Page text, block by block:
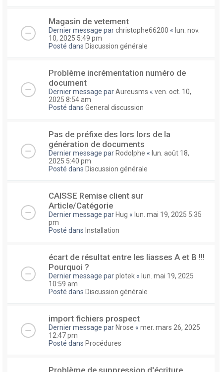
Magasin de vetement
Dernier message parchristophe66200 « lun. nov.
10, 2025 5:49 pm
Posté dans Discussion générale
Problème incrémentation numéro de
document
Dernier message parAureusms « ven. oct. 10,
2025 8:54 am
Posté dans General discussion
Pas de préfixe des lors lors de la
génération de documents
Dernier message par Rodolphe « lun. août 18,
2025 5:40 pm
Posté dans Discussion générale
CAISSE Remise client sur
Article/Catégorie
Dernier message par Hug « lun. mai 19, 2025 5:35
pm
Posté dans Installation
écart de résultat entre les liasses A et B !!!
Pourquoi ?
Dernier message parplotek « lun. mai 19, 2025
10:59 am
Posté dans Discussion générale
import fichiers prospect
Dernier message par Nrose « mer. mars 26, 2025
12:47 pm
Posté dans Procédures
Problème de suppression d'écriture